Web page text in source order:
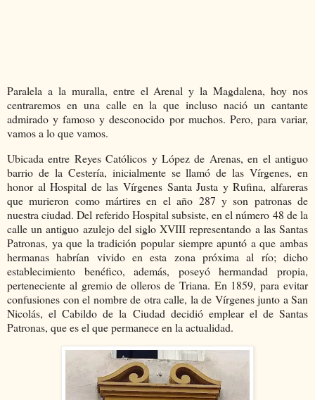
Paralela a la muralla, entre el Arenal y la Magdalena, hoy nos
centraremos en una calle en la que incluso nació un cantante
admirado y famoso y desconocido por muchos. Pero, para variar,
vamos a lo que vamos.
Ubicada entre Reyes Católicos y López de Arenas, en el antiguo
barrio de la Cestería, inicialmente se llamó de las Vírgenes, en
honor al Hospital de las Vírgenes Santa Justa y Rufina, alfareras
que murieron como mártires en el año 287 y son patronas de
nuestra ciudad. Del referido Hospital subsiste, en el número 48 de la
calle un antiguo azulejo del siglo XVIII representando a las Santas
Patronas, ya que la tradición popular siempre apuntó a que ambas
hermanas habrían vivido en esta zona próxima al río; dicho
establecimiento benéfico, además, poseyó hermandad propia,
perteneciente al gremio de olleros de Triana. En 1859, para evitar
confusiones con el nombre de otra calle, la de Vírgenes junto a San
Nicolás, el Cabildo de la Ciudad decidió emplear el de Santas
Patronas, que es el que permanece en la actualidad.